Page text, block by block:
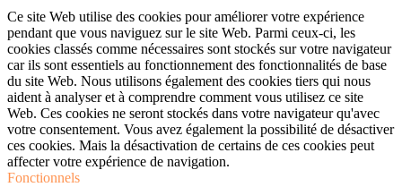
Ce site Web utilise des cookies pour améliorer votre expérience
pendant que vous naviguez sur le site Web. Parmi ceux-ci, les
cookies classés comme nécessaires sont stockés sur votre navigateur
car ils sont essentiels au fonctionnement des fonctionnalités de base
du site Web. Nous utilisons également des cookies tiers qui nous
aident à analyser et à comprendre comment vous utilisez ce site
Web. Ces cookies ne seront stockés dans votre navigateur qu'avec
votre consentement. Vous avez également la possibilité de désactiver
ces cookies. Mais la désactivation de certains de ces cookies peut
affecter votre expérience de navigation.
Fonctionnels